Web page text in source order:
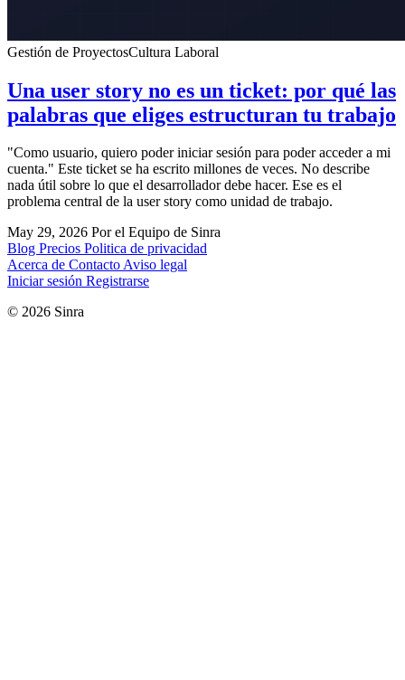
Gestión de ProyectosCultura Laboral
Una user story no es un ticket: por qué las
palabras que eliges estructuran tu trabajo
"Como usuario, quiero poder iniciar sesión para poder acceder a mi
cuenta." Este ticket se ha escrito millones de veces. No describe
nada útil sobre lo que el desarrollador debe hacer. Ese es el
problema central de la user story como unidad de trabajo.
May 29, 2026 Por el Equipo de Sinra
Blog Precios Politica de privacidad
Acerca de ContactoAviso legal
Iniciar sesión Registrarse
© 2026 Sinra